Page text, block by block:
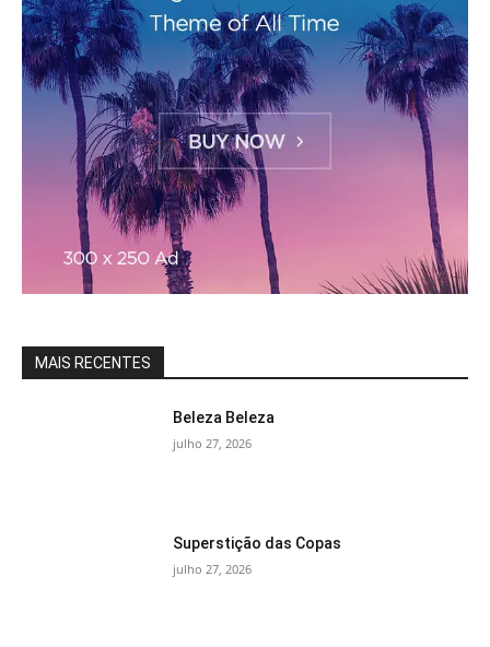
MAIS RECENTES
Beleza Beleza
julho 27, 2026
Superstição das Copas
julho 27, 2026